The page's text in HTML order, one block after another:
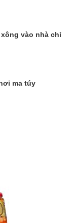
vào nhà chỉ
ma túy